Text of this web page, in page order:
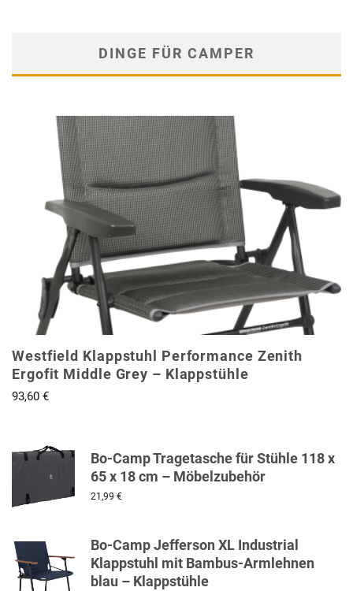
DINGE FÜR CAMPER
Westfield Klappstuhl Performance Zenith
Ergofit Middle Grey – Klappstühle
93,60 €
Bo-Camp Tragetasche für Stühle 118 x
65 x 18 cm – Möbelzubehör
21,99 €
Bo-Camp Jefferson XL Industrial
Klappstuhl mit Bambus-Armlehnen
blau – Klappstühle